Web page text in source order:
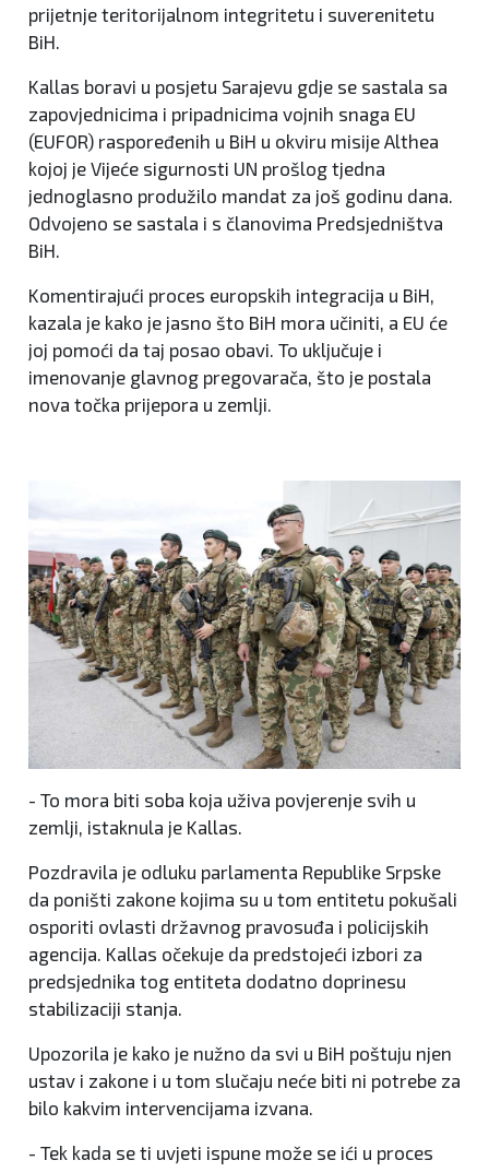
prijetnje teritorijalnom integritetu i suverenitetu
BiH.
Kallas boravi u posjetu Sarajevu gdje se sastala sa
zapovjednicima i pripadnicima vojnih snaga EU
(EUFOR) raspoređenih u BiH u okviru misije Althea
kojoj je Vijeće sigurnosti UN prošlog tjedna
jednoglasno produžilo mandat za još godinu dana.
Odvojeno se sastala i s članovima Predsjedništva
BiH.
Komentirajući proces europskih integracija u BiH,
kazala je kako je jasno što BiH mora učiniti, a EU će
joj pomoći da taj posao obavi. To uključuje i
imenovanje glavnog pregovarača, što je postala
nova točka prijepora u zemlji.
- To mora biti soba koja uživa povjerenje svih u
zemlji, istaknula je Kallas.
Pozdravila je odluku parlamenta Republike Srpske
da poništi zakone kojima su u tom entitetu pokušali
osporiti ovlasti državnog pravosuđa i policijskih
agencija. Kallas očekuje da predstojeći izbori za
predsjednika tog entiteta dodatno doprinesu
stabilizaciji stanja.
Upozorila je kako je nužno da svi u BiH poštuju njen
ustav i zakone i u tom slučaju neće biti ni potrebe za
bilo kakvim intervencijama izvana.
- Tek kada se ti uvjeti ispune može se ići u proces